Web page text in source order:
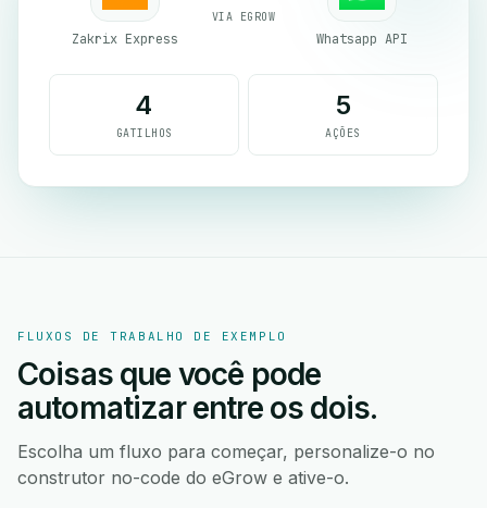
Zakrix Express
VIA EGROW
Whatsapp API
4
GATILHOS
5
AÇÕES
FLUXOS DE TRABALHO DE EXEMPLO
Coisas que você pode
automatizar entre os dois.
Escolha um fluxo para começar, personalize-o no
construtor no-code do eGrow e ative-o.